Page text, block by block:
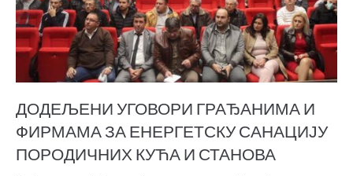
ДОДЕЉЕНИ УГОВОРИ ГРАЂАНИМА И
ФИРМАМА ЗА ЕНЕРГЕТСКУ САНАЦИЈУ
ПОРОДИЧНИХ КУЋА И СТАНОВА